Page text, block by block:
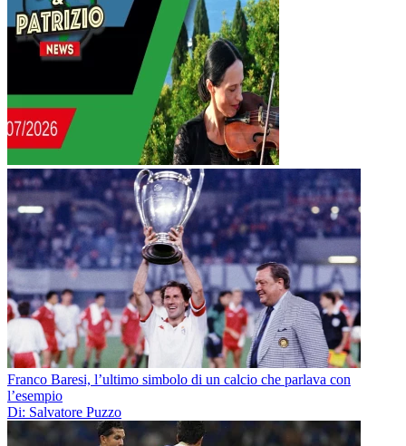
Franco Baresi, l’ultimo simbolo di un calcio che parlava con
l’esempio
Di: Salvatore Puzzo